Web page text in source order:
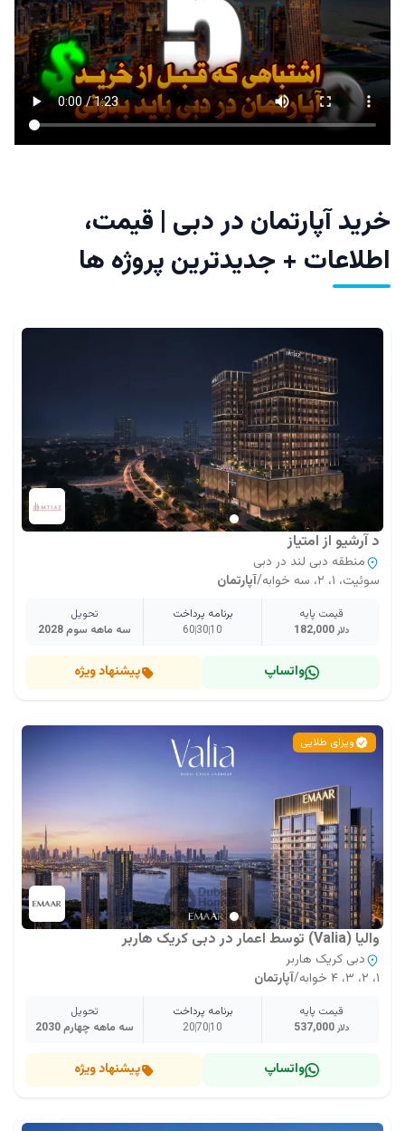
خرید آپارتمان در دبی | قیمت،
اطلاعات + جدیدترین پروژه ها
د آرشیو از امتیاز
منطقه دبی لند در دبی
سوئیت، ۱، ۲، سه خوابه
/آپارتمان
قیمت پایه
182,000 دلار
برنامه پرداخت
10
30
60
تحویل
سه ماهه سوم 2028
واتساپ پیشنهاد ویژه
ویزای طلایی
والیا (Valia) توسط اعمار در دبی کریک هاربر
دبی کریک هاربر
۱، ۲، ۳، ۴ خوابه
/آپارتمان
قیمت پایه
537,000 دلار
برنامه پرداخت
10
70
20
تحویل
سه ماهه چهارم 2030
واتساپ پیشنهاد ویژه